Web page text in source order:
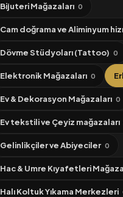
Bijuteri Mağazaları 0
Cam doğrama ve Aliminyum
Dövme Stüdyoları (Tattoo) 0
Elektronik Mağazaları 0
Ev & Dekorasyon Mağazaları 0
Ev tekstili ve Çeyiz mağazaları
Gelinlikçiler ve Abiyeciler 0
Hac & Umre Kıyafetleri
Halı Koltuk Yıkama Merkezleri